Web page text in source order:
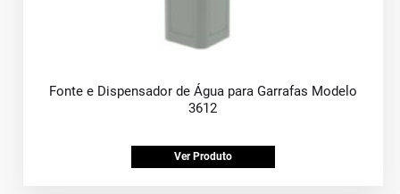
Fonte e Dispensador de Água para Garrafas Modelo
3612
Ver Produto